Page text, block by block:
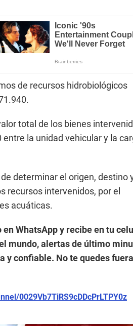
de recursos hidrobiológicos
total de los bienes
la unidad vehicular y la
determinar el origen, destino
recursos intervenidos, por el
acuáticas.
WhatsApp y recibe en tu
mundo, alertas de último
y confiable. No te quedes
0029Vb7TiRS9cDDcPrLTPY0z